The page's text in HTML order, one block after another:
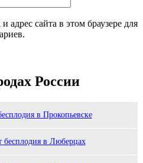
адрес сайта в этом браузере для
России
в Прокопьевске
бесплодия в Люберцах